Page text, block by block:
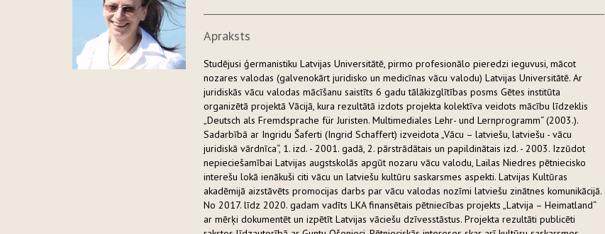
Apraksts
Studējusi ģermanistiku Latvijas Universitātē, pirmo profesionālo pieredzi ieguvusi, mācot
nozares valodas (galvenokārt juridisko un medicīnas vācu valodu) Latvijas Universitātē. Ar
juridiskās vācu valodas mācīšanu saistīts 6 gadu tālākizglītības posms Gētes institūta
organizētā projektā Vācijā, kura rezultātā izdots projekta kolektīva veidots mācību līdzeklis
„Deutsch als Fremdsprache für Juristen. Multimediales Lehr- und Lernprogramm“ (2003.).
Sadarbībā ar Ingridu Šaferti (Ingrid Schaffert) izveidota „Vācu – latviešu, latviešu - vācu
juridiskā vārdnīca“, 1. izd. - 2001. gadā, 2. pārstrādātais un papildinātais izd. - 2003. Izzūdot
nepieciešamībai Latvijas augstskolās apgūt nozaru vācu valodu, Lailas Niedres pētniecisko
interešu lokā ienākuši citi vācu un latviešu kultūru saskarsmes aspekti. Latvijas Kultūras
akadēmijā aizstāvēts promocijas darbs par vācu valodas nozīmi latviešu zinātnes komunikācijā.
No 2017. līdz 2020. gadam vadīts LKA finansētais pētniecības projekts „Latvija – Heimatland“
ar mērķi dokumentēt un izpētīt Latvijas vāciešu dzīvesstāstus. Projekta rezultāti publicēti